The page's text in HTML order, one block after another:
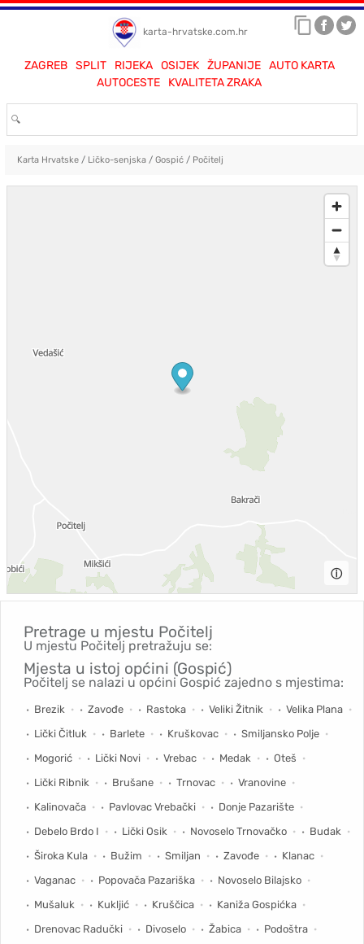
karta-hrvatske.com.hr
ZAGREB SPLIT RIJEKA OSIJEK ŽUPANIJE
AUTO KARTA
AUTOCESTE
KVALITETA ZRAKA
Karta Hrvatske/ Ličko-senjska/ Gospić/ Počitelj
ⓘ
Pretrage u mjestu Počitelj
U mjestu Počitelj pretražuju se:
Mjesta u istoj općini (Gospić)
Počitelj se nalazi u općini Gospić zajedno s mjestima:
Brezik Zavođe Rastoka Veliki Žitnik
Velika Plana
Lički Čitluk
Barlete Kruškovac
Smiljansko Polje
Mogorić
Lički Novi Vrebac Medak
Oteš
Lički Ribnik
Brušane Trnovac
Vranovine
Kalinovača
Pavlovac Vrebački
Donje Pazarište
Debelo Brdo I
Lički Osik Novoselo Trnovačko
Budak
Široka Kula
Bužim Smiljan Zavođe
Klanac
Vaganac
Popovača Pazariška
Novoselo Bilajsko
Mušaluk
Kukljić Kruščica
Kaniža Gospićka
Drenovac Radučki
Divoselo Žabica
Podoštra